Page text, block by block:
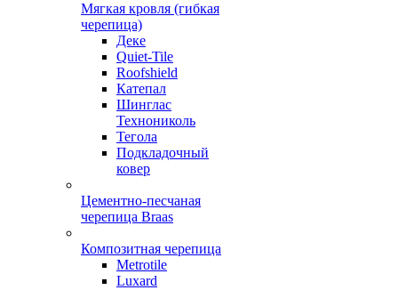
Мягкая кровля (гибкая
черепица)
Деке
Quiet-Tile
Roofshield
Катепал
Шинглас
Технониколь
Тегола
Подкладочный
ковер
Цементно-песчаная
черепица Braas
Композитная черепица
Metrotile
Luxard